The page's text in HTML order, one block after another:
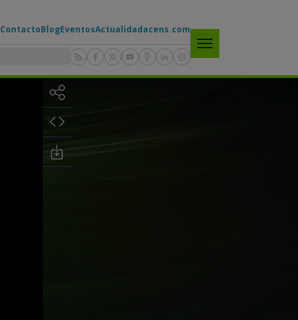
ContactoBlogEventosActualidadacens.com